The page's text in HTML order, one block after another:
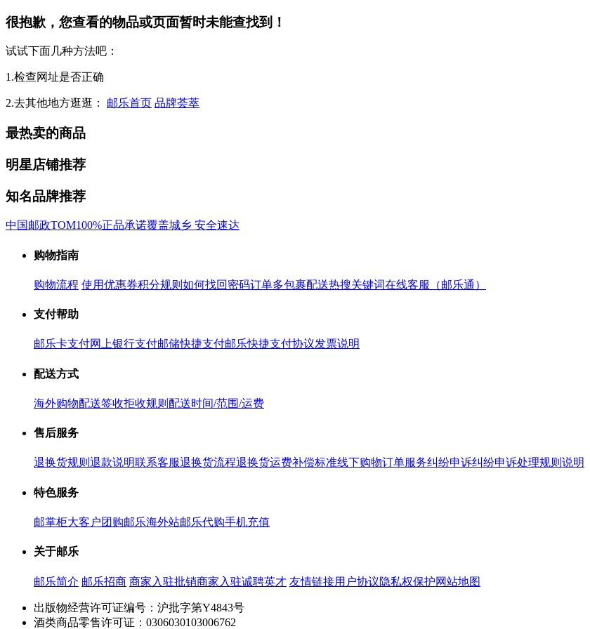
很抱歉，您查看的物品或页面暂时未能查找到！
试试下面几种方法吧：
1.检查网址是否正确
2.去其他地方逛逛： 邮乐首页 品牌荟萃
最热卖的商品
明星店铺推荐
知名品牌推荐
中国邮政TOM100%正品承诺覆盖城乡 安全速达
购物指南
购物流程 使用优惠券积分规则 如何找回密码订单多包裹配送热搜关键词在线客服（邮乐通）
支付帮助
邮乐卡支付网上银行支付邮储快捷支付邮乐快捷支付协议发票说明
配送方式
海外购物配送签收拒收规则 配送时间/范围/运费
售后服务
退换货规则 退款说明联系客服退换货流程退换货运费补偿标准线下购物订单服务纠纷申诉纠纷申诉处理规则说明
特色服务
邮掌柜大客户团购邮乐海外站邮乐代购手机充值
关于邮乐
邮乐简介 邮乐招商 商家入驻批销商家入驻诚聘英才 友情链接用户协议隐私权保护网站地图
出版物经营许可证编号：沪批字第Y4843号
酒类商品零售许可证：0306030103006762